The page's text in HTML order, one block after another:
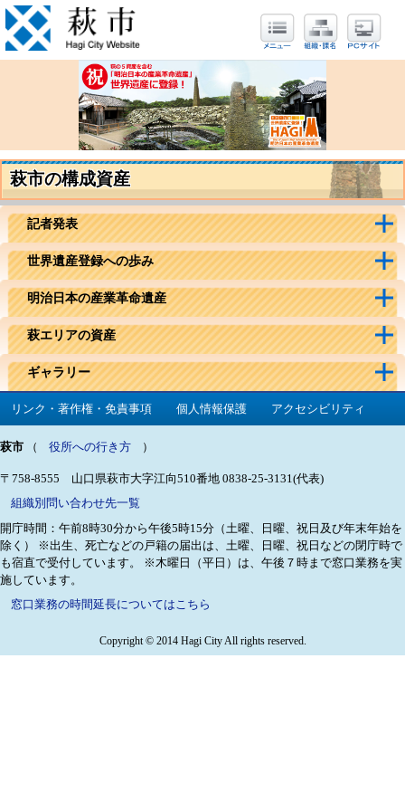
萩市の構成資産
記者発表
世界遺産登録への歩み
明治日本の産業革命遺産
萩エリアの資産
ギャラリー
リンク・著作権・免責事項 個人情報保護 アクセシビリティ
萩市 （ 役所への行き方 ）
〒758-8555 山口県萩市大字江向510番地 0838-25-3131(代表)
組織別問い合わせ先一覧
開庁時間：午前8時30分から午後5時15分（土曜、日曜、祝日及び年末年始を
除く）
※出生、死亡などの戸籍の届出は、土曜、日曜、祝日などの閉庁時で
も宿直で受付しています。
※木曜日（平日）は、午後７時まで窓口業務を実
施しています。
窓口業務の時間延長についてはこちら
Copyright © 2014 Hagi City All rights reserved.